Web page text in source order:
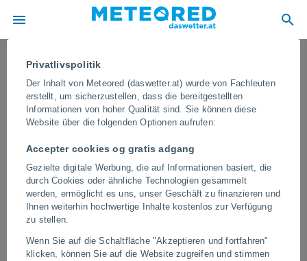
Privatlivspolitik
Der Inhalt von Meteored (daswetter.at) wurde von Fachleuten
erstellt, um sicherzustellen, dass die bereitgestellten
Informationen von hoher Qualität sind. Sie können diese
Website über die folgenden Optionen aufrufen:
Accepter cookies og gratis adgang
Gezielte digitale Werbung, die auf Informationen basiert, die
durch Cookies oder ähnliche Technologien gesammelt
werden, ermöglicht es uns, unser Geschäft zu finanzieren und
Ihnen weiterhin hochwertige Inhalte kostenlos zur Verfügung
zu stellen.
Wenn Sie auf die Schaltfläche "Akzeptieren und fortfahren"
klicken, können Sie auf die Website zugreifen und stimmen
Ein heftiger Hagelsturm richtet in der
italienischen Provinz Verona schwere
Verwüstungen an